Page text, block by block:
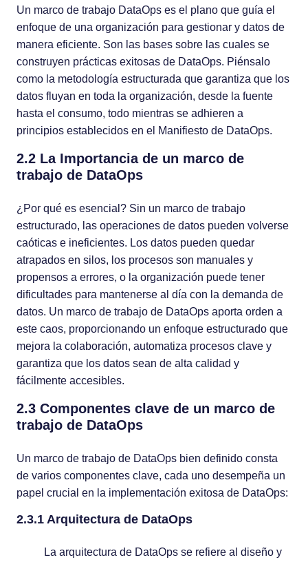
Un marco de trabajo DataOps es el plano que guía el
enfoque de una organización para gestionar y datos de
manera eficiente. Son las bases sobre las cuales se
construyen prácticas exitosas de DataOps. Piénsalo
como la metodología estructurada que garantiza que los
datos fluyan en toda la organización, desde la fuente
hasta el consumo, todo mientras se adhieren a
principios establecidos en el Manifiesto de DataOps.
2.2 La Importancia de un marco de
trabajo de DataOps
¿Por qué es esencial? Sin un marco de trabajo
estructurado, las operaciones de datos pueden volverse
caóticas e ineficientes. Los datos pueden quedar
atrapados en silos, los procesos son manuales y
propensos a errores, o la organización puede tener
dificultades para mantenerse al día con la demanda de
datos. Un marco de trabajo de DataOps aporta orden a
este caos, proporcionando un enfoque estructurado que
mejora la colaboración, automatiza procesos clave y
garantiza que los datos sean de alta calidad y
fácilmente accesibles.
2.3 Componentes clave de un marco de
trabajo de DataOps
Un marco de trabajo de DataOps bien definido consta
de varios componentes clave, cada uno desempeña un
papel crucial en la implementación exitosa de DataOps:
2.3.1 Arquitectura de DataOps
La arquitectura de DataOps se refiere al diseño y